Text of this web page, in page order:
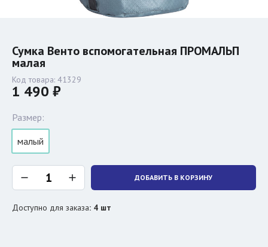
Сумка Венто вспомогательная ПРОМАЛЬП
малая
Код товара: 41329
1 490 ₽
Размер:
малый
ДОБАВИТЬ В КОРЗИНУ
Доступно для заказа: 4 шт